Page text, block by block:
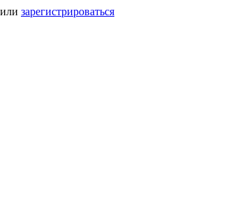
или зарегистрироваться